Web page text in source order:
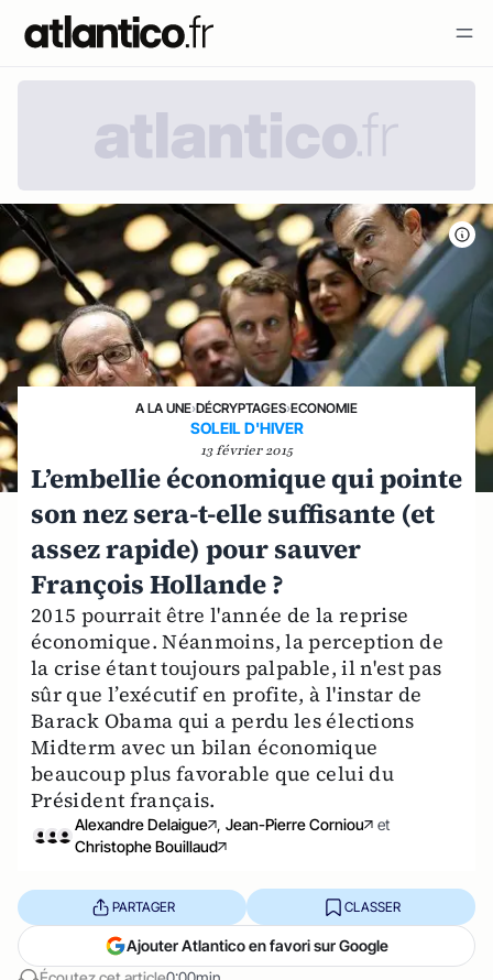
A LA UNE›DÉCRYPTAGES›ECONOMIE
SOLEIL D'HIVER
13 février 2015
L’embellie économique qui pointe
son nez sera-t-elle suffisante (et
assez rapide) pour sauver
François Hollande ?
2015 pourrait être l'année de la reprise
économique. Néanmoins, la perception de
la crise étant toujours palpable, il n'est pas
sûr que l’exécutif en profite, à l'instar de
Barack Obama qui a perdu les élections
Midterm avec un bilan économique
beaucoup plus favorable que celui du
Président français.
Alexandre Delaigue , Jean-Pierre Corniou
et
Christophe Bouillaud
PARTAGER CLASSER
Ajouter Atlantico en favori sur Google